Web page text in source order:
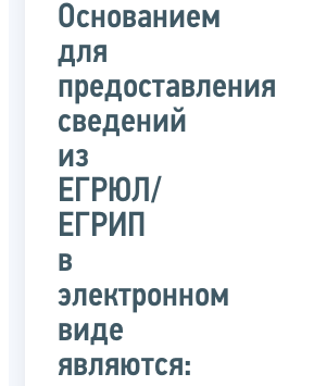
Основанием
для
предоставления
сведений
из
ЕГРЮЛ/
ЕГРИП
в
электронном
виде
являются: